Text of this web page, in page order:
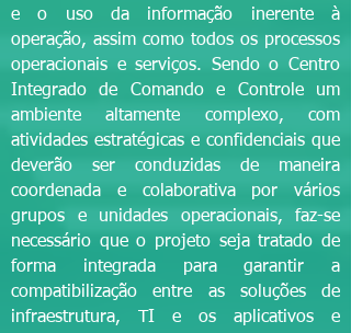
e o uso da informação inerente à
operação, assim como todos os processos
operacionais e serviços. Sendo o Centro
Integrado de Comando e Controle um
ambiente altamente complexo, com
atividades estratégicas e confidenciais que
deverão ser conduzidas de maneira
coordenada e colaborativa por vários
grupos e unidades operacionais, faz-se
necessário que o projeto seja tratado de
forma integrada para garantir a
compatibilização entre as soluções de
infraestrutura, TI e os aplicativos e